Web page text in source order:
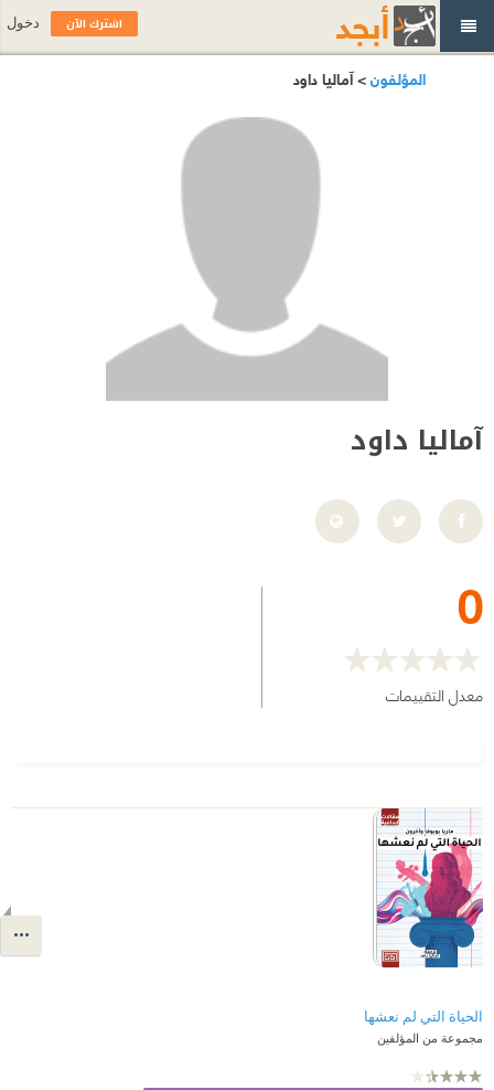
المؤلفون> آماليا داود
آماليا داود
0
معدل التقييمات
الحياة التي لم نعشها
مجموعة من المؤلفين
اشترك الآن دخول